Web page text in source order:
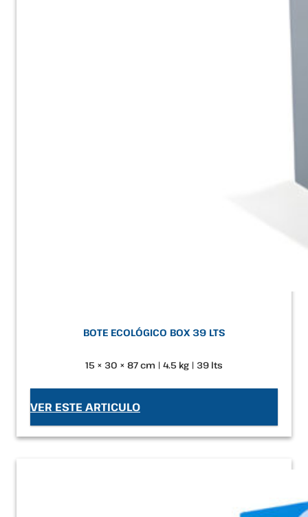
BOTE ECOLÓGICO BOX 39 LTS
15 × 30 × 87 cm | 4.5 kg | 39 lts
VER ESTE ARTICULO